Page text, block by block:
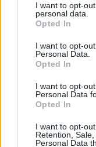
I want to opt-
personal data.
Opted In
I want to opt-
Personal Data.
Opted In
I want to opt-
Personal Data
Opted In
I want to opt-
Retention,
Personal Data
ΣΥΡΙΖΑ Χίου και
και Ν. Μηταράκη